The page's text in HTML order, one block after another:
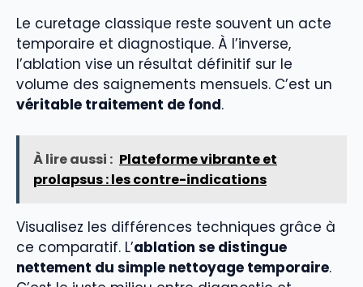
Le curetage classique reste souvent un acte
temporaire et diagnostique. À l’inverse,
l’ablation vise un résultat définitif sur le
volume des saignements mensuels. C’est un
véritable traitement de fond.
À lire aussi : Plateforme vibrante et
prolapsus : les contre-indications
Visualisez les différences techniques grâce à
ce comparatif. L’ablation se distingue
nettement du simple nettoyage temporaire.